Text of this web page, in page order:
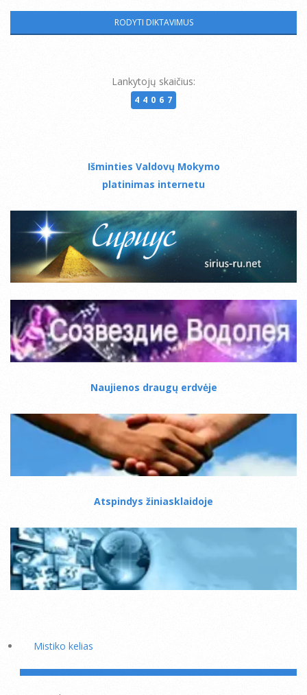
Lankytojų skaičius:
44067
Išminties Valdovų Mokymo
platinimas internetu
Naujienos draugų erdvėje
Atspindys žiniasklaidoje
Mistiko kelias